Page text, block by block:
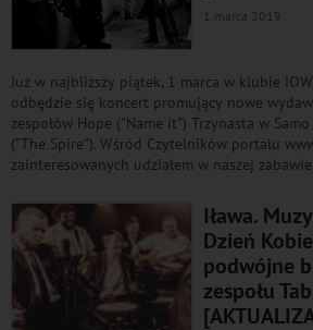
1 marca 2019
Już w najbliższy piątek, 1 marca w klubie
odbędzie się koncert promujący nowe
zespołów Hope ("Name it") Trzynasta w
("The Spire"). Wśród Czytelników portalu
zainteresowanych udziałem w naszej
Iława.
Dzień
podwójne
zespołu